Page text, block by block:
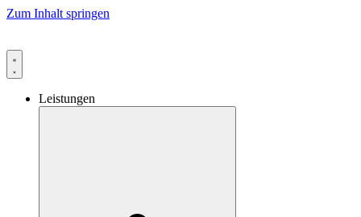
Zum Inhalt springen
Leistungen